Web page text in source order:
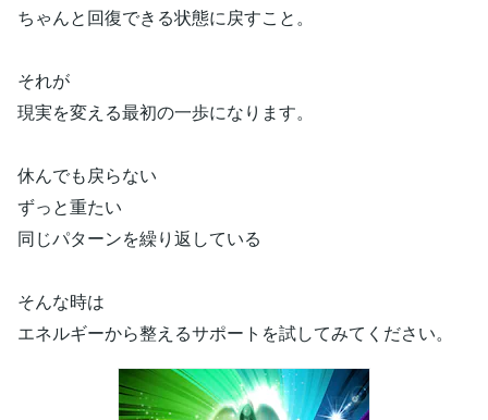
ちゃんと回復できる状態に戻すこと。
それが
現実を変える最初の一歩になります。
休んでも戻らない
ずっと重たい
同じパターンを繰り返している
そんな時は
エネルギーから整えるサポートを試してみてください。